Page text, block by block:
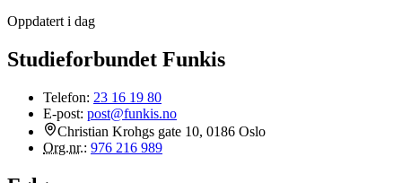
Oppdatert i dag
Studieforbundet Funkis
Telefon: 23 16 19 80
E-post: post@funkis.no
Christian Krohgs gate 10, 0186 Oslo
Org.nr.: 976 216 989